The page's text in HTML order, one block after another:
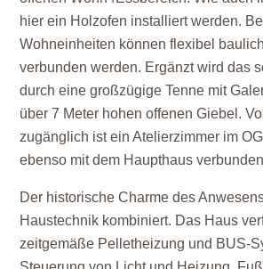
hier ein Holzofen installiert werden.
Wohneinheiten können flexibel
verbunden werden. Ergänzt wird das
durch eine großzügige Tenne mit
über 7 Meter hohen offenen Giebel.
zugänglich ist ein Atelierzimmer im
ebenso mit dem Haupthaus
Der historische Charme des
Haustechnik kombiniert. Das Haus
zeitgemäße Pelletheizung und BUS-